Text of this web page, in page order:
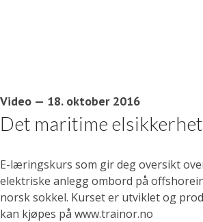
Video — 18. oktober 2016
Det maritime
E-læringskurs som gir deg oversikt
elektriske anlegg ombord på
norsk sokkel. Kurset er utviklet og
kan kjøpes på www.trainor.no